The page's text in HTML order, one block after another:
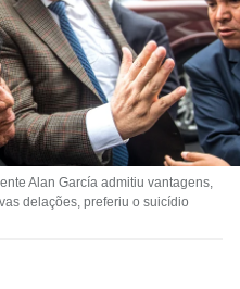
Alan García admitiu vantagens,
delações, preferiu o suicídio